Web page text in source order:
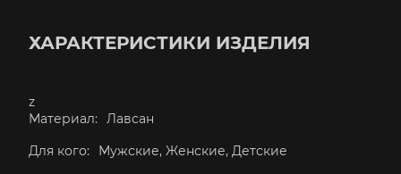
ХАРАКТЕРИСТИКИ ИЗДЕЛИЯ
z
Материал:
Лавсан
Для кого:
Мужские, Женские, Детские